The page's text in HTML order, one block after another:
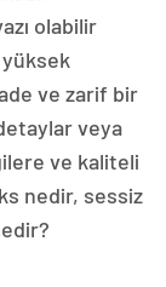
olabilir
ve zarif bir
veya
ve kaliteli
nedir, sessiz